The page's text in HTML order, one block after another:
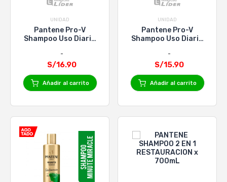
UNIDAD
Pantene Pro-V
Shampoo Uso Diario
270Ml
S/16.90
Añadir al carrito
UNIDAD
Pantene Pro-V
Shampoo Uso Diario
270Ml
S/15.90
Añadir al carrito